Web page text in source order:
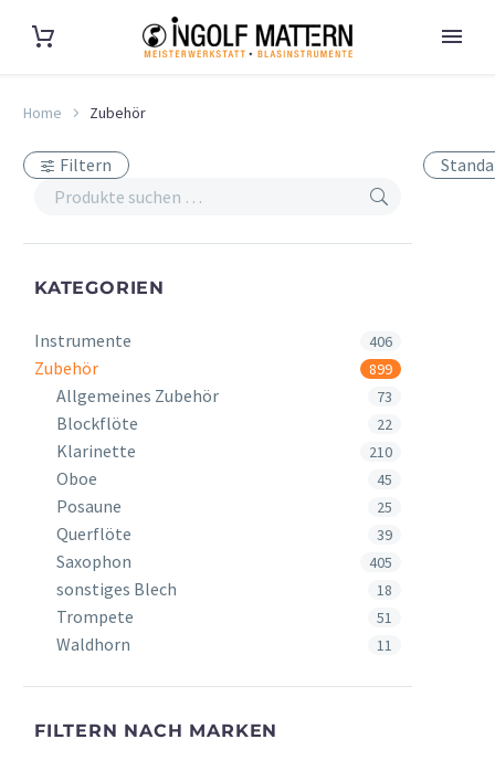
Home Zubehör
Filtern
KATEGORIEN
Instrumente 406
Zubehör 899
Allgemeines Zubehör 73
Blockflöte 22
Klarinette 210
Oboe 45
Posaune 25
Querflöte 39
Saxophon 405
sonstiges Blech 18
Trompete 51
Waldhorn 11
FILTERN NACH MARKEN